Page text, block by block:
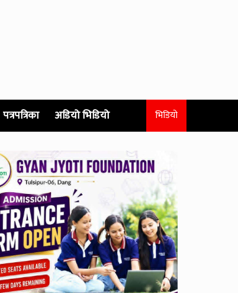
पत्रपत्रिका अडियो भिडियो भिडियो